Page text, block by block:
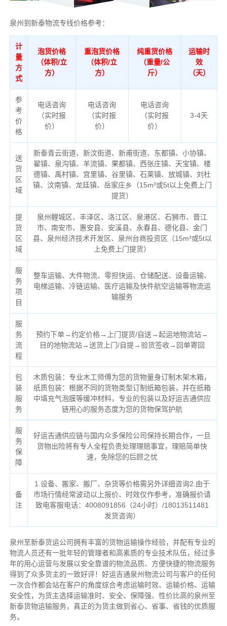
泉州到新泰物流专线价格参考：
计
量
方
式
泡货价格
（体积/立
方）
重泡货价格
（体积/立
方）
纯重货价格
（重量/公
斤）
运输时
效
（天）
参
考
价
格
电话咨询
（实时报
价）
电话咨询
（实时报
价）
电话咨询
（实时报
价）
3-4天
送
货
区
域
新泰青云街道、新汶街道、新甫街道、东都镇、小协镇、
翟镇、泉沟镇、羊流镇、果都镇、西张庄镇、天宝镇、楼
德镇、禹村镇、宫里镇、谷里镇、石莱镇、放城镇、刘杜
镇、汶南镇、龙廷镇、岳家庄乡（15m³或5t以上免费上门
提货）
提
货
区
域
泉州鲤城区、丰泽区、洛江区、泉港区、石狮市、晋江
市、南安市、惠安县、安溪县、永春县、德化县、金门
县、泉州经济技术开发区、泉州台商投资区（15m³或5t以
上免费上门提货）
服
务
项
目
整车运输、大件物流、零担快运、仓储配送、设备运输、
电梯运输、冷链运输、医疗运输及快件航空运输等物流运
输服务
服
务
流
程
预约下单→约定价格→上门提货/自送→起运地物流站→
目的地物流站→送货上门/自提→验货签收→回单寄回
包
装
服
务
木质包装：专业木工师傅为您的货物量身订制木架木箱，
纸质包装：根据不同的货物类型订制纸箱包装，并在纸箱
中填充气泡膜等缓冲材料，专业的包装以及好运吉通供应
链用心的服务态度为您的货物保驾护航
服
务
保
障
好运吉通供应链与国内众多保险公司保持长期合作，一旦
货物出险将有专人全程负责处理理赔事宜，理赔简单快
速，免除您的后顾之忧
备
注
1.设备、搬家、搬厂、杂货等价格需另外详细咨询2.由于
市场行情经常波动以上报价、时效仅作参考，准确报价请
致电客服电话：4008091856（24小时）/18013511481
发货咨询）
泉州至新泰货运公司拥有丰富的货物运输操作经验，并配有专业的
物流人员还有一批年轻的管理者和高素质的专业技术队伍，经过多
年的用心运营与发展以安全靠谱的物流品质、方便快捷的物流服务
得到了众多货主的一致好评！好运吉通泉州物流公司与客户的任何
一次合作都会站在客户的角度综合考虑运输时效、运输价格、运输
安全性，为货主选择运输准时、安全、保障强、性价比高的泉州至
新泰货物运输服务，真正的为货主做到省心、省事、省钱的优质服
务。